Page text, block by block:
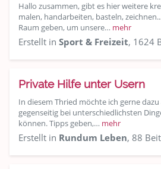
Hallo zusammen, gibt es hier weitere
malen, handarbeiten, basteln,
Raum geben, um unsere… mehr
Erstellt in Sport & Freizeit, 1624
Private Hilfe unter Usern
In diesem Thried möchte ich gerne
gegenseitig bei unterschiedlichsten
können. Tipps geben,… mehr
Erstellt in Rundum Leben, 88